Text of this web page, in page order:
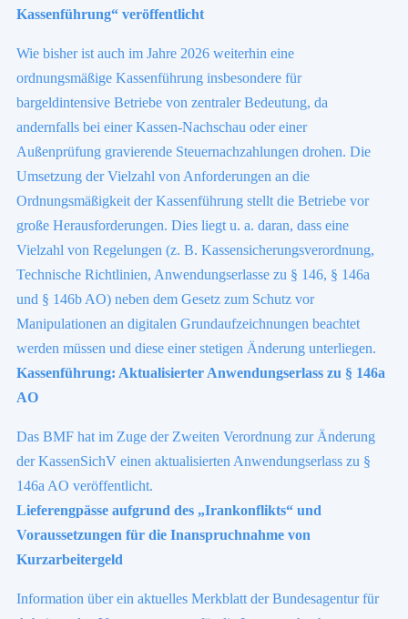
Kassenführung“ veröffentlicht
Wie bisher ist auch im Jahre 2026 weiterhin eine
ordnungsmäßige Kassenführung insbesondere für
bargeldintensive Betriebe von zentraler Bedeutung, da
andernfalls bei einer Kassen-Nachschau oder einer
Außenprüfung gravierende Steuernachzahlungen drohen. Die
Umsetzung der Vielzahl von Anforderungen an die
Ordnungsmäßigkeit der Kassenführung stellt die Betriebe vor
große Herausforderungen. Dies liegt u. a. daran, dass eine
Vielzahl von Regelungen (z. B. Kassensicherungsverordnung,
Technische Richtlinien, Anwendungserlasse zu § 146, § 146a
und § 146b AO) neben dem Gesetz zum Schutz vor
Manipulationen an digitalen Grundaufzeichnungen beachtet
werden müssen und diese einer stetigen Änderung unterliegen.
Kassenführung: Aktualisierter Anwendungserlass zu § 146a
AO
Das BMF hat im Zuge der Zweiten Verordnung zur Änderung
der KassenSichV einen aktualisierten Anwendungserlass zu §
146a AO veröffentlicht.
Lieferengpässe aufgrund des „Irankonflikts“ und
Voraussetzungen für die Inanspruchnahme von
Kurzarbeitergeld
Information über ein aktuelles Merkblatt der Bundesagentur für